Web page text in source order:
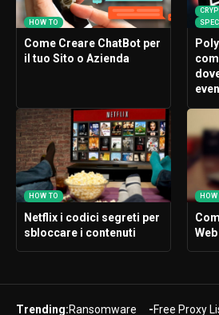
HOW TO
Come Creare ChatBot per
il tuo Sito o Azienda
HOW TO
Netflix i codici segreti per
sbloccare i contenuti
HOW
Web
Trending:Ransomware Free Proxy